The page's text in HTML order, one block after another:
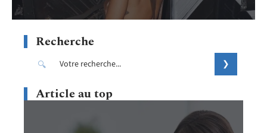
Recherche
Article au top